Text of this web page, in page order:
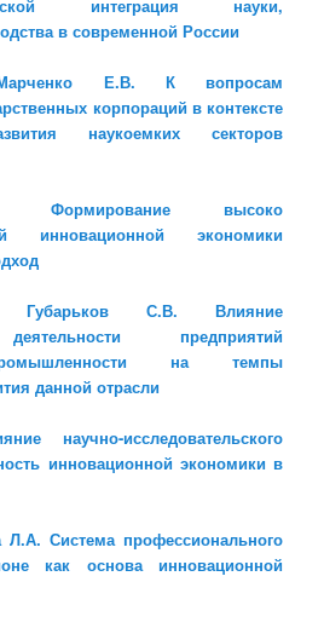
интеграция науки,
в современной России
Е.В. К вопросам
корпораций в контексте
наукоемких секторов
Формирование высоко
инновационной экономики
Губарьков С.В. Влияние
предприятий
на темпы
данной отрасли
научно-исследовательского
инновационной экономики в
Система профессионального
как основа инновационной